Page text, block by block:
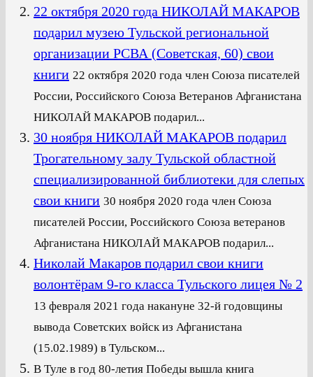
22 октября 2020 года НИКОЛАЙ МАКАРОВ
подарил музею Тульской региональной
организации РСВА (Советская, 60) свои
книги 22 октября 2020 года член Союза писателей
России, Российского Союза Ветеранов Афганистана
НИКОЛАЙ МАКАРОВ подарил...
30 ноября НИКОЛАЙ МАКАРОВ подарил
Трогательному залу Тульской областной
специализированной библиотеки для слепых
свои книги 30 ноября 2020 года член Союза
писателей России, Российского Союза ветеранов
Афганистана НИКОЛАЙ МАКАРОВ подарил...
Николай Макаров подарил свои книги
волонтёрам 9-го класса Тульского лицея № 2
13 февраля 2021 года накануне 32-й годовщины
вывода Советских войск из Афганистана
(15.02.1989) в Тульском...
В Туле в год 80-летия Победы вышла книга